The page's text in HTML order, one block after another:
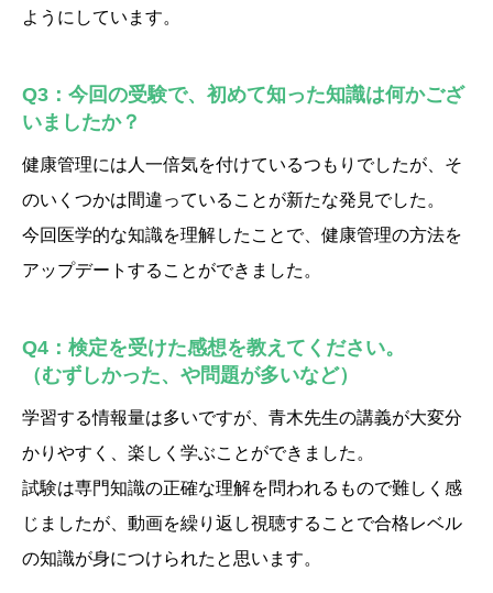
ようにしています。
Q3：今回の受験で、初めて知った知識は何かござ
いましたか？
健康管理には人一倍気を付けているつもりでしたが、そ
のいくつかは間違っていることが新たな発見でした。
今回医学的な知識を理解したことで、健康管理の方法を
アップデートすることができました。
Q4：検定を受けた感想を教えてください。
（むずしかった、や問題が多いなど）
学習する情報量は多いですが、青木先生の講義が大変分
かりやすく、楽しく学ぶことができました。
試験は専門知識の正確な理解を問われるもので難しく感
じましたが、動画を繰り返し視聴することで合格レベル
の知識が身につけられたと思います。